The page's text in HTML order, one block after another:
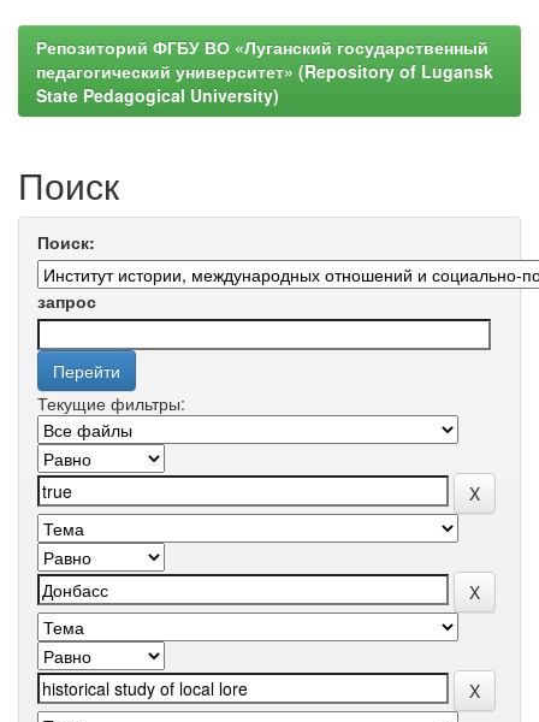
Репозиторий ФГБУ ВО «Луганский государственный
педагогический университет» (Repository of Lugansk
State Pedagogical University)
Поиск
Поиск:
запрос
Текущие фильтры: